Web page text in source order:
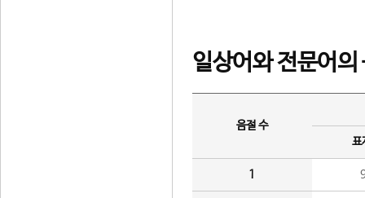
일상어와 전문어의
음절 수
표
1